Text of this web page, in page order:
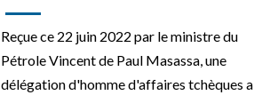
Reçue ce 22 juin 2022 par le ministre du
Pétrole Vincent de Paul Masassa, une
délégation d'homme d'affaires tchèques a